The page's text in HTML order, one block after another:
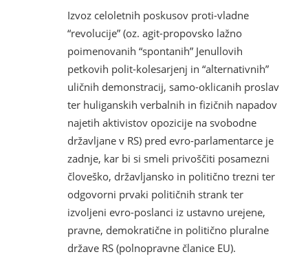
Izvoz celoletnih poskusov proti-vladne
“revolucije” (oz. agit-propovsko lažno
poimenovanih “spontanih” Jenullovih
petkovih polit-kolesarjenj in “alternativnih”
uličnih demonstracij, samo-oklicanih proslav
ter huliganskih verbalnih in fizičnih napadov
najetih aktivistov opozicije na svobodne
državljane v RS) pred evro-parlamentarce je
zadnje, kar bi si smeli privoščiti posamezni
človeško, državljansko in politično trezni ter
odgovorni prvaki političnih strank ter
izvoljeni evro-poslanci iz ustavno urejene,
pravne, demokratične in politično pluralne
države RS (polnopravne članice EU).